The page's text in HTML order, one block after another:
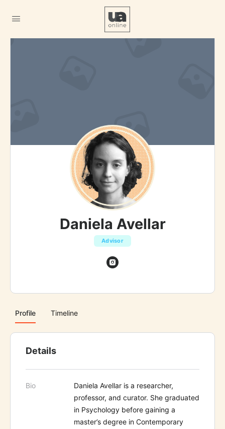
Daniela Avellar
Advisor
Profile Timeline
Details
Bio
Daniela Avellar is a researcher,
professor, and curator. She graduated
in Psychology before gaining a
master’s degree in Contemporary